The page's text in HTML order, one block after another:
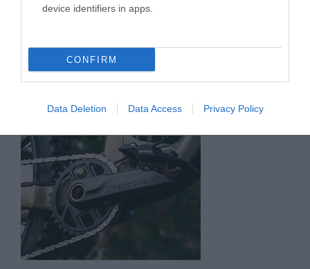
device identifiers in apps.
CONFIRM
Data Deletion Data Access Privacy Policy
Tanto si eres de los que aprovechan cualquier momento
para salir con la bicicleta de montaña, como si prefieres la...
Leer Más